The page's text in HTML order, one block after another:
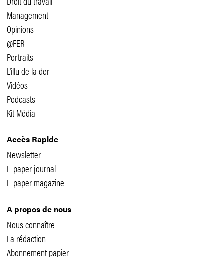
Management
Opinions
@FER
Portraits
L'illu de la der
Vidéos
Podcasts
Kit Média
Accès Rapide
Newsletter
E-paper journal
E-paper magazine
A propos de nous
Nous connaître
La rédaction
Abonnement papier